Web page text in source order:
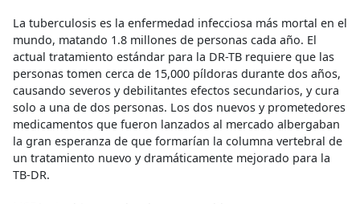
La tuberculosis es la enfermedad infecciosa más mortal en el
mundo, matando 1.8 millones de personas cada año. El
actual tratamiento estándar para la DR-TB requiere que las
personas tomen cerca de 15,000 píldoras durante dos años,
causando severos y debilitantes efectos secundarios, y cura
solo a una de dos personas. Los dos nuevos y prometedores
medicamentos que fueron lanzados al mercado albergaban
la gran esperanza de que formarían la columna vertebral de
un tratamiento nuevo y dramáticamente mejorado para la
TB-DR.